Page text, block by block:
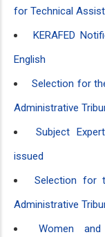
for Technical
KERAFED
English
Selection for
Administrative
Subject
issued
Selection for
Administrative
Women and